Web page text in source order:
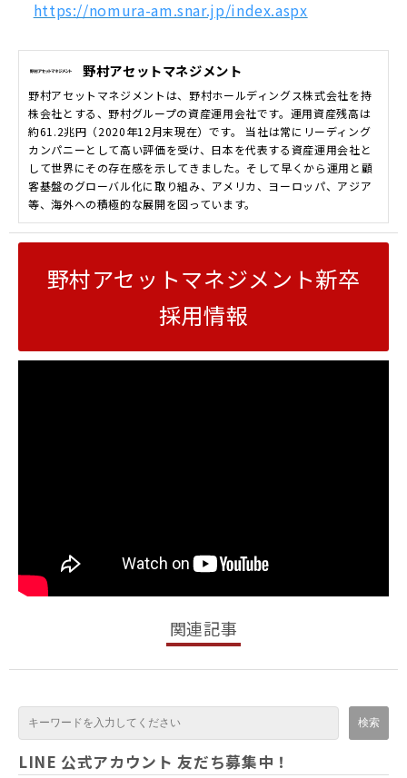
https://nomura-am.snar.jp/index.aspx
野村アセットマネジメント
野村アセットマネジメントは、野村ホールディングス株式会社を持
株会社とする、野村グループの資産運用会社です。運用資産残高は
約61.2兆円（2020年12月末現在）です。 当社は常にリーディング
カンパニーとして高い評価を受け、日本を代表する資産運用会社と
して世界にその存在感を示してきました。そして早くから運用と顧
客基盤のグローバル化に取り組み、アメリカ、ヨーロッパ、アジア
等、海外への積極的な展開を図っています。
野村アセットマネジメント新卒
採用情報
関連記事
LINE 公式アカウント 友だち募集中！